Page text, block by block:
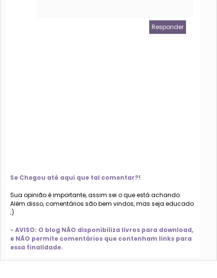
Responder
Se Chegou até aqui que tal comentar?!
Sua opinião é importante, assim sei o que está achando.
Além disso, comentários são bem vindos, mas seja educado
;)
- AVISO: O blog NÃO disponibiliza livros para download,
e NÃO permite comentários que contenham links para
essa finalidade.